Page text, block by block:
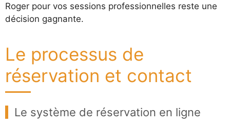
Roger pour vos sessions professionnelles reste une
décision gagnante.
Le processus de
réservation et contact
Le système de réservation en ligne